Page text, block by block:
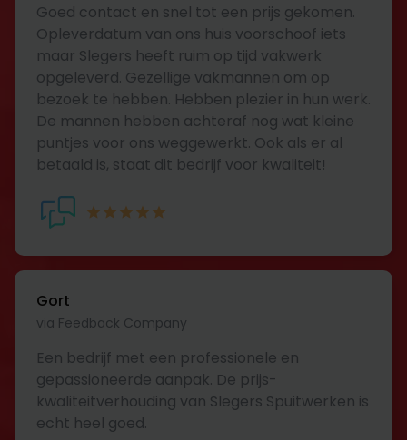
Goed contact en snel tot een prijs gekomen.
Opleverdatum van ons huis voorschoof iets
maar Slegers heeft ruim op tijd vakwerk
opgeleverd. Gezellige vakmannen om op
bezoek te hebben. Hebben plezier in hun werk.
De mannen hebben achteraf nog wat kleine
puntjes voor ons weggewerkt. Ook als er al
betaald is, staat dit bedrijf voor kwaliteit!
Gort
via Feedback Company
Een bedrijf met een professionele en
gepassioneerde aanpak. De prijs-
kwaliteitverhouding van Slegers Spuitwerken is
echt heel goed.